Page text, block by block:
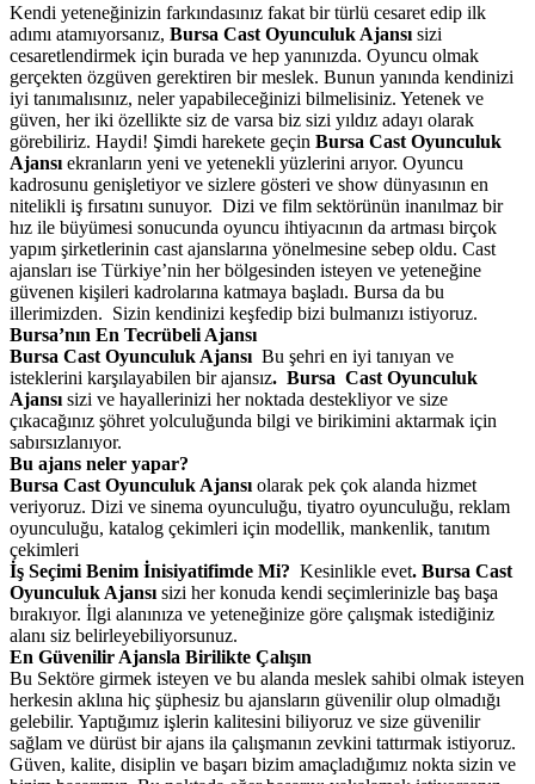
Kendi yeteneğinizin farkındasınız fakat bir türlü cesaret edip ilk
adımı atamıyorsanız, Bursa Cast Oyunculuk Ajansı sizi
cesaretlendirmek için burada ve hep yanınızda. Oyuncu olmak
gerçekten özgüven gerektiren bir meslek. Bunun yanında kendinizi
iyi tanımalısınız, neler yapabileceğinizi bilmelisiniz. Yetenek ve
güven, her iki özellikte siz de varsa biz sizi yıldız adayı olarak
görebiliriz. Haydi! Şimdi harekete geçin Bursa Cast Oyunculuk
Ajansı ekranların yeni ve yetenekli yüzlerini arıyor. Oyuncu
kadrosunu genişletiyor ve sizlere gösteri ve show dünyasının en
nitelikli iş fırsatını sunuyor. Dizi ve film sektörünün inanılmaz bir
hız ile büyümesi sonucunda oyuncu ihtiyacının da artması birçok
yapım şirketlerinin cast ajanslarına yönelmesine sebep oldu. Cast
ajansları ise Türkiye’nin her bölgesinden isteyen ve yeteneğine
güvenen kişileri kadrolarına katmaya başladı. Bursa da bu
illerimizden. Sizin kendinizi keşfedip bizi bulmanızı istiyoruz.
Bursa’nın En Tecrübeli Ajansı
Bursa Cast Oyunculuk Ajansı Bu şehri en iyi tanıyan ve
isteklerini karşılayabilen bir ajansız. Bursa Cast Oyunculuk
Ajansı sizi ve hayallerinizi her noktada destekliyor ve size
çıkacağınız şöhret yolculuğunda bilgi ve birikimini aktarmak için
sabırsızlanıyor.
Bu ajans neler yapar?
Bursa Cast Oyunculuk Ajansı olarak pek çok alanda hizmet
veriyoruz. Dizi ve sinema oyunculuğu, tiyatro oyunculuğu, reklam
oyunculuğu, katalog çekimleri için modellik, mankenlik, tanıtım
çekimleri
İş Seçimi Benim İnisiyatifimde Mi? Kesinlikle evet. Bursa Cast
Oyunculuk Ajansı sizi her konuda kendi seçimlerinizle baş başa
bırakıyor. İlgi alanınıza ve yeteneğinize göre çalışmak istediğiniz
alanı siz belirleyebiliyorsunuz.
En Güvenilir Ajansla Birilikte Çalışın
Bu Sektöre girmek isteyen ve bu alanda meslek sahibi olmak isteyen
herkesin aklına hiç şüphesiz bu ajansların güvenilir olup olmadığı
gelebilir. Yaptığımız işlerin kalitesini biliyoruz ve size güvenilir
sağlam ve dürüst bir ajans ila çalışmanın zevkini tattırmak istiyoruz.
Güven, kalite, disiplin ve başarı bizim amaçladığımız nokta sizin ve